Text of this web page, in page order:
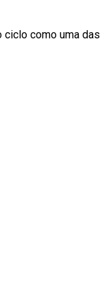
ciclo como uma das